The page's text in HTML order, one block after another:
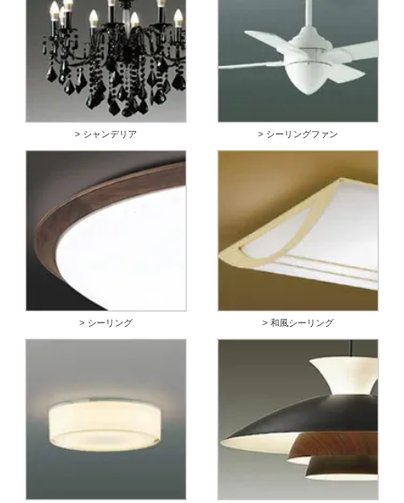
> シャンデリア > シーリングファン
> シーリング > 和風シーリング